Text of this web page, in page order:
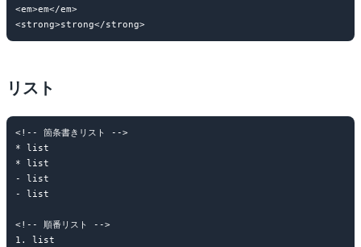
<em>em</em>
リスト
<!-- 箇条書きリスト -->
* list
* list
- list
- list
<!-- 順番リスト -->
1. list